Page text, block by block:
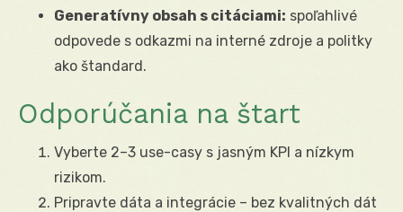
Generatívny obsah s citáciami: spoľahlivé
odpovede s odkazmi na interné zdroje a politky
ako štandard.
Odporúčania na štart
Vyberte 2–3 use-casy s jasným KPI a nízkym
rizikom.
Pripravte dáta a integrácie – bez kvalitných dát